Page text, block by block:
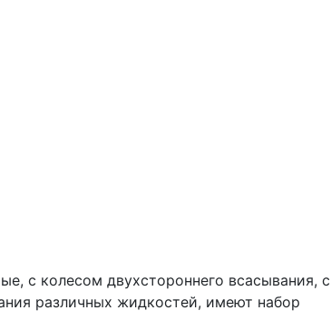
с колесом двухстороннего всасывания, с
различных жидкостей, имеют набор